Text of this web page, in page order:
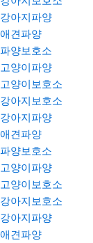
강아지파양
애견파양
파양보호소
고양이파양
고양이보호소
강아지보호소
강아지파양
애견파양
파양보호소
고양이파양
고양이보호소
강아지보호소
강아지파양
애견파양